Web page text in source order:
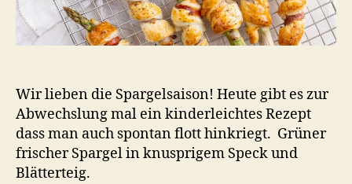
Wir lieben die Spargelsaison! Heute gibt es zur
Abwechslung mal ein kinderleichtes Rezept
dass man auch spontan flott hinkriegt. Grüner
frischer Spargel in knusprigem Speck und
Blätterteig.